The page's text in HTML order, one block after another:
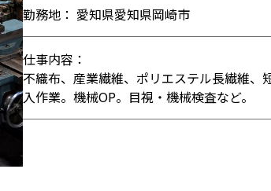
勤務地： 愛知県愛知県岡崎市
仕事内容：
不織布、産業繊維、ポリエステル長繊維、
入作業。機械OP。目視・機械検査など。